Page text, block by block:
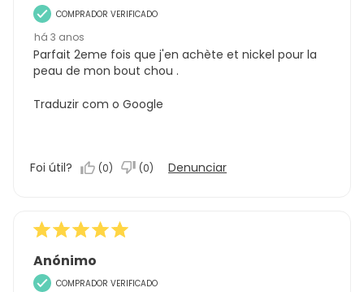
COMPRADOR VERIFICADO
há 3 anos
Parfait 2eme fois que j'en achète et nickel pour la
peau de mon bout chou .
Traduzir com o Google
Foi útil? (0) (0) Denunciar
Anónimo
COMPRADOR VERIFICADO